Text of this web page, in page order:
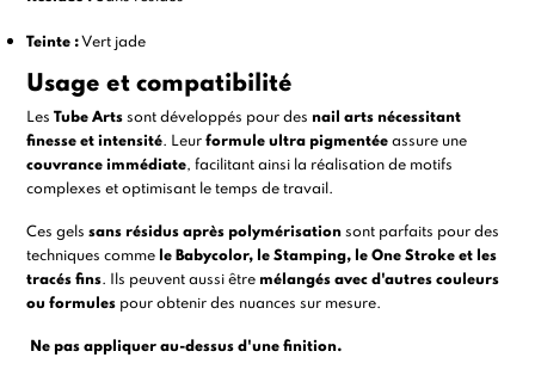
Teinte : Vert jade
Usage et compatibilité
LesTube Arts sont développés pour des nail arts nécessitant
finesse et intensité. Leurformule ultra pigmentée assure une
couvrance immédiate, facilitant ainsi la réalisation de motifs
complexes et optimisant le temps de travail.
Ces gelssans résidus après polymérisation sont parfaits pour des
techniques comme le Babycolor, leStamping, le One Stroke et les
tracés fins. Ils peuvent aussi être mélangés avec d'autres couleurs
ou formules pour obtenir des nuances sur mesure.
Ne pas appliquer au-dessus d'une finition.